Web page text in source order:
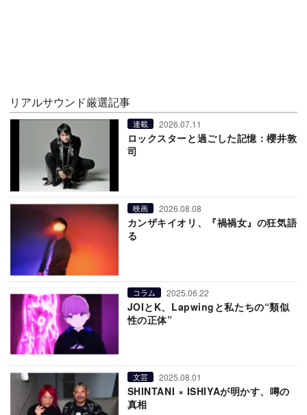
リアルサウンド厳選記事
連載 2026.07.11
ロックスターと過ごした記憶：櫻井敦
司
映画 2026.08.08
カンザキイオリ、『禍禍女』の狂気語
る
コラム 2025.06.22
JOIとK、Lapwingと私たちの“類似
性の正体”
文芸 2025.08.01
SHINTANI × ISHIYAが明かす、噂の
真相